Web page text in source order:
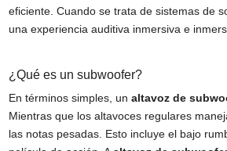
eficiente. Cuando se trata de sistemas de
una experiencia auditiva inmersiva e
¿Qué es un subwoofer?
En términos simples, un altavoz de
Mientras que los altavoces regulares
las notas pesadas. Esto incluye el bajo